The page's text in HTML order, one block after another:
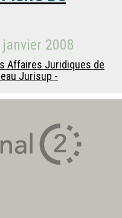
2008
Affaires Juridiques de
Jurisup -